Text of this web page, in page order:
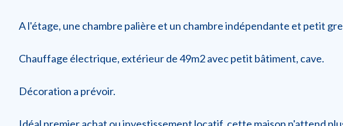
A l'étage, une chambre palière et un chambre indépendante et petit
Chauffage électrique, extérieur de 49m2 avec petit bâtiment, cave.
Décoration a prévoir.